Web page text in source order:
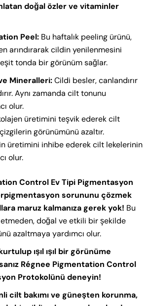
doğal özler ve vitaminler
Peel: Bu haftalık peeling ürünü,
arındırarak cildin yenilenmesini
tonda bir görünüm sağlar.
Mineralleri:Cildi besler, canlandırır
Aynı zamanda cilt tonunu
olur.
üretimini teşvik ederek cilt
görünümünü azaltır.
üretimini inhibe ederek cilt lekelerinin
olur.
Control Ev Tipi Pigmentasyon
sorununu çözmek
maruz kalmanıza gerek yok! Bu
doğal ve etkili bir şekilde
azaltmaya yardımcı olur.
ışıl ışıl bir görünüme
Régnee Pigmentation Control
Protokolünü deneyin!
cilt bakımı ve güneşten korunma,